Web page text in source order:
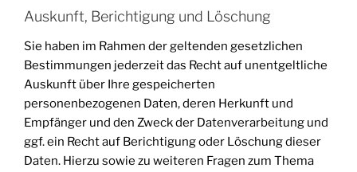
Auskunft, Berichtigung und Löschung
Sie haben im Rahmen der geltenden gesetzlichen
Bestimmungen jederzeit das Recht auf unentgeltliche
Auskunft über Ihre gespeicherten
personenbezogenen Daten, deren Herkunft und
Empfänger und den Zweck der Datenverarbeitung und
ggf. ein Recht auf Berichtigung oder Löschung dieser
Daten. Hierzu sowie zu weiteren Fragen zum Thema